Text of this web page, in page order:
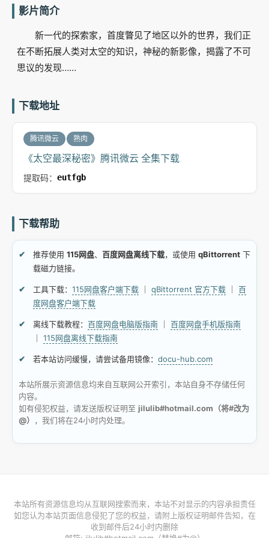
影片简介
新一代的探索家，首度瞥见了地区以外的世界，我们正
在不断拓展人类对太空的知识，神秘的新影像，揭露了不可
思议的发现……
下载地址
腾讯微云 熟肉
《太空最深秘密》腾讯微云 全集下载
提取码： eutfgb
下载帮助
推荐使用 115网盘、 百度网盘离线下载，或使用 qBittorrent 下
载磁力链接。
工具下载： 115网盘客户端下载 qBittorrent 官方下载
百
度网盘客户端下载
离线下载教程： 百度网盘电脑版指南
百度网盘手机版指南
115网盘离线下载指南
若本站访问缓慢，请尝试备用镜像： docu-hub.com
本站所展示资源信息均来自互联网公开索引，本站自身不存储任何
内容。
如有侵犯权益，请发送版权证明至 jilulib#hotmail.com（将#改为
@）
，我们将在24小时内处理。
本站所有资源信息均从互联网搜索而来，本站不对显示的内容承担责任
如您认为本站页面信息侵犯了您的权益，请附上版权证明邮件告知，在
收到邮件后24小时内删除